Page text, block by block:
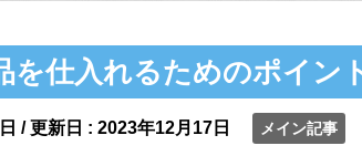
を仕入れるためのポイン
/ 更新日 : 2023年12月17日 メイン記事